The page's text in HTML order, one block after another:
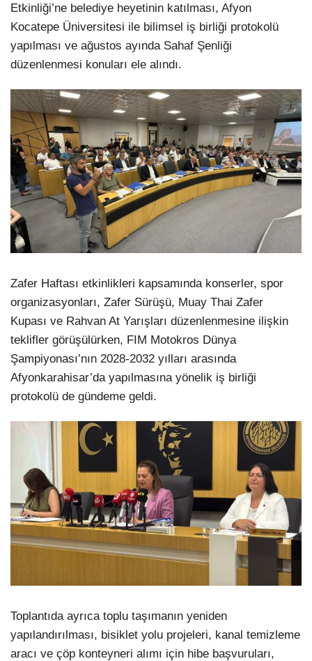
Etkinliği’ne belediye heyetinin katılması, Afyon
Kocatepe Üniversitesi ile bilimsel iş birliği protokolü
yapılması ve ağustos ayında Sahaf Şenliği
düzenlenmesi konuları ele alındı.
Zafer Haftası etkinlikleri kapsamında konserler, spor
organizasyonları, Zafer Sürüşü, Muay Thai Zafer
Kupası ve Rahvan At Yarışları düzenlenmesine ilişkin
teklifler görüşülürken, FIM Motokros Dünya
Şampiyonası’nın 2028-2032 yılları arasında
Afyonkarahisar’da yapılmasına yönelik iş birliği
protokolü de gündeme geldi.
Toplantıda ayrıca toplu taşımanın yeniden
yapılandırılması, bisiklet yolu projeleri, kanal temizleme
aracı ve çöp konteyneri alımı için hibe başvuruları,